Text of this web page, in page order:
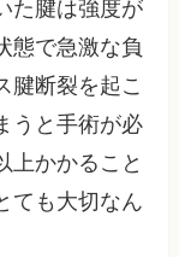
た腱は強度が
態で急激な負
腱断裂を起こ
うと手術が必
上かかること
ても大切なん